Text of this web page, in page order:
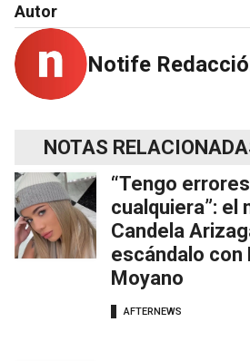
Autor
Notife
NOTAS
“Tengo
cualquiera”: el
Candela
escándalo con
Moyano
AFTERNEWS